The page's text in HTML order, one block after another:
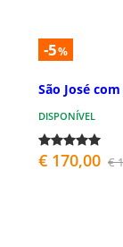
-5%
São José
DISPONÍVEL
€ 170,00 €